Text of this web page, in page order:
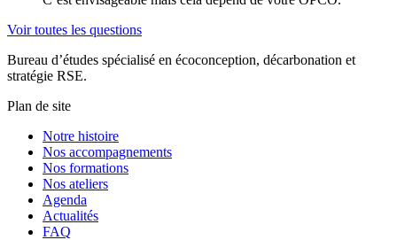
Voir toutes les questions
Bureau d’études spécialisé en écoconception, décarbonation et
stratégie RSE.
Plan de site
Notre histoire
Nos accompagnements
Nos formations
Nos ateliers
Agenda
Actualités
FAQ